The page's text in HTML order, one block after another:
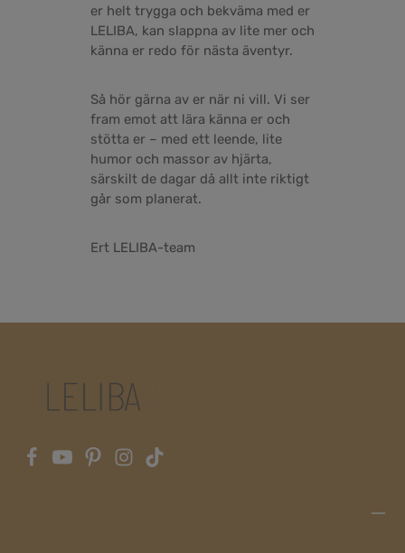
er helt trygga och bekväma med er
LELIBA, kan slappna av lite mer och
känna er redo för nästa äventyr.
Så hör gärna av er när ni vill. Vi ser
fram emot att lära känna er och
stötta er – med ett leende, lite
humor och massor av hjärta,
särskilt de dagar då allt inte riktigt
går som planerat.
Ert LELIBA-team